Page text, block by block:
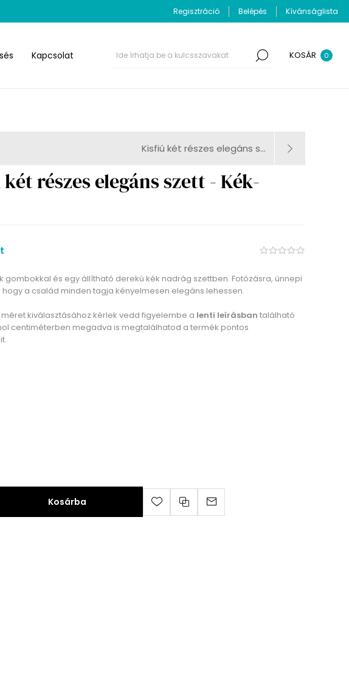
Regisztráció Belépés Kívánságlista
Kapcsolat KOSÁR 0
Kisfiú két részes elegáns s...
részes elegáns szett - Kék-
gombokkal és egy állítható derekú kék nadrág szettben. Fotózásra, ünnepi
hogy a család minden tagja kényelmesen elegáns lehessen.
kiválasztásához kérlek vedd figyelembe a lenti leírásban található
centiméterben megadva is megtalálhatod a termék pontos
Kosárba